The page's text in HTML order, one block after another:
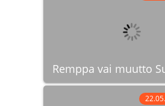
Remppa vai muutto